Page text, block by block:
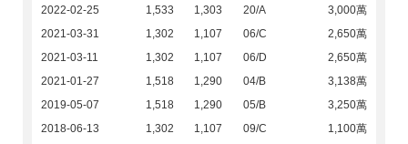
2022-02-25 1,533 1,303 20/A
3,000萬
2021-03-31
1,302 1,107 06/C
2,650萬
2021-03-11
1,302 1,107 06/D
2,650萬
2021-01-27
1,518 1,290 04/B
3,138萬
2019-05-07
1,518 1,290 05/B
3,250萬
2018-06-13
1,302 1,107 09/C
1,100萬